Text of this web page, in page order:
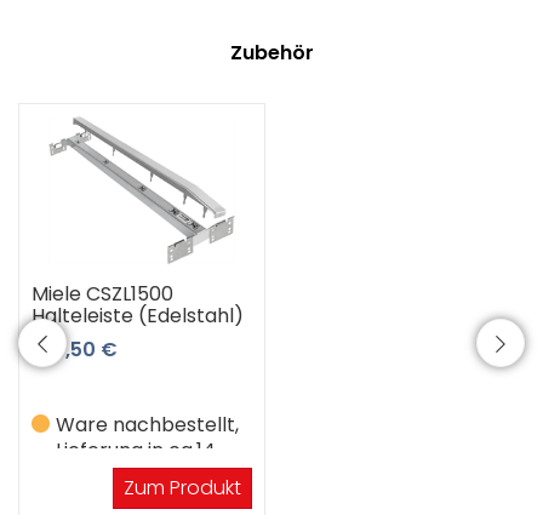
Zubehör
Miele CSZL1500
Halteleiste (Edelstahl)
104,50 €
Ware nachbestellt,
Lieferung in ca.14
WerktagenZum Produkt